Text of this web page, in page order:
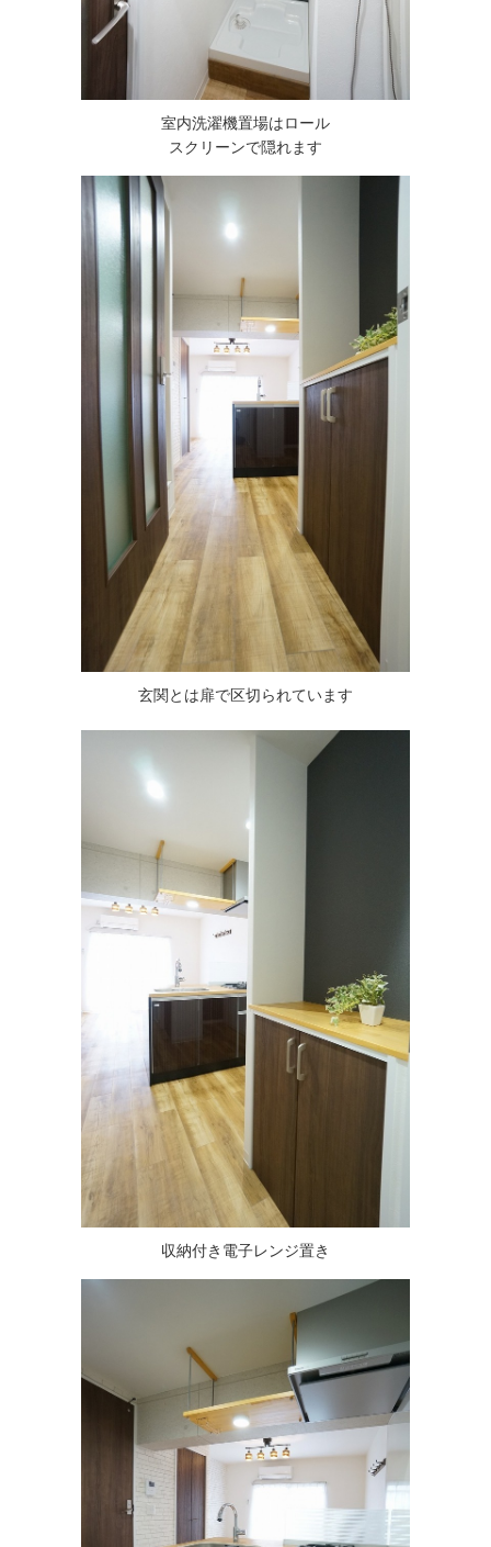
室内洗濯機置場はロール
スクリーンで隠れます
玄関とは扉で区切られています
収納付き電子レンジ置き